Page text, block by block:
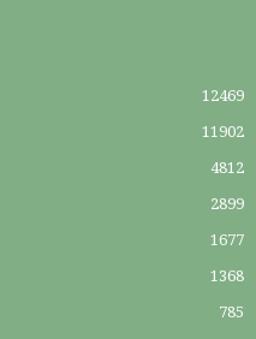
12469
11902
4812
2899
1677
1368
785